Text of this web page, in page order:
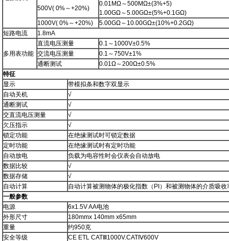
500V( 0%～+20%)
0.01MΩ～500MΩ±(3%+5)
1.00GΩ～5.00GΩ±(5%+0.1GΩ)
1000V( 0%～+20%) 5.00GΩ～ 10.00GΩ±(10%+0.2GΩ)
短路电流
1.8mA
多用表功能
直流电压测量 0.1 ～ 1000V±0.5%
交流电压测量
0.1 ～750V±1%
通断测试
0.01Ω～200Ω±0.5%
特征
显示
带模拟条和数字双显示
自动关机
√
通断测试
√
交直流电压测量
√
欠压指示
√
锁定功能
在绝缘测试时可锁定数据
定时功能
在绝缘测试时有定时功能
自动放电
负载为电容性时会仪表会自动放电
数据比较
√
数据存储
√
自动计算
自动计算被测物体的极化指数（ PI ）和被测物体的介质吸收
一般参数
电源
6x1.5V AA电池
外形尺寸
180mmx 140mm x65mm
重量
约950克
安全等级
CE ETL CAT 1000V.CAT Ⅳ600V